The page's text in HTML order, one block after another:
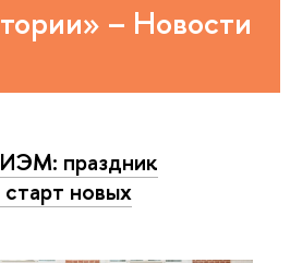
– Новости
праздник
новых